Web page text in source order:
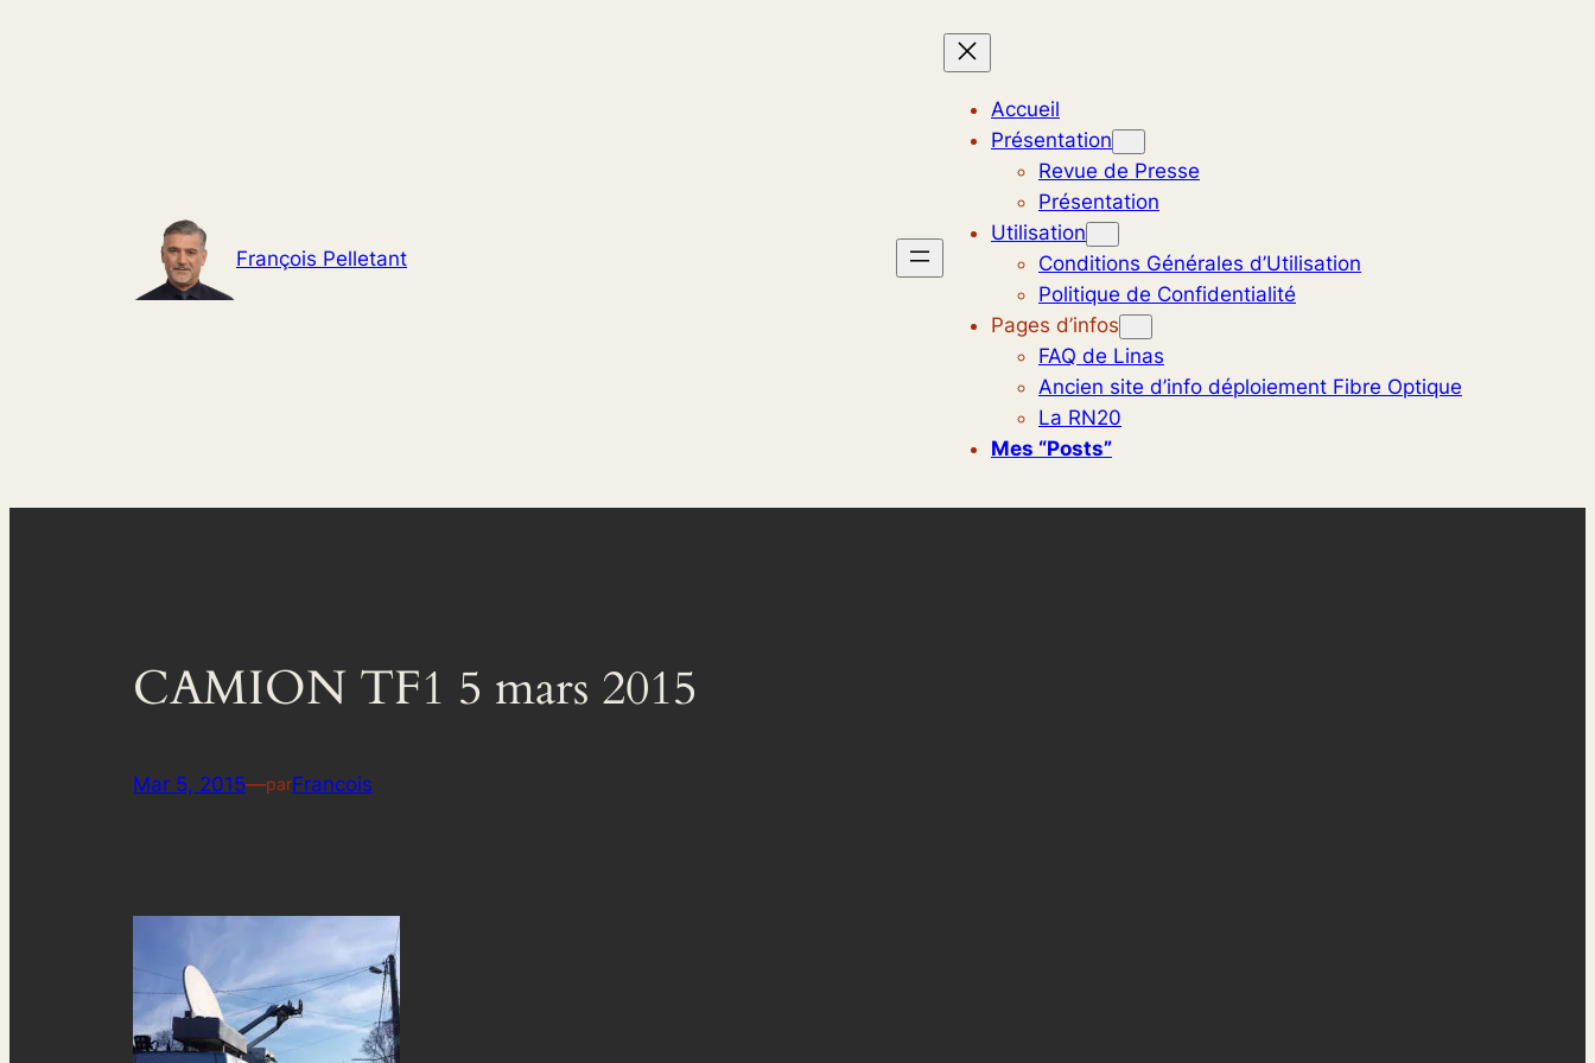
François Pelletant
Accueil
Présentation
Revue de Presse
Présentation
Utilisation
Conditions Générales d’Utilisation
Politique de Confidentialité
Pages d’infos
FAQ de Linas
Ancien site d’info déploiement Fibre Optique
La RN20
Mes “posts”
CAMION TF1 5 mars 2015
Mar 5, 2015—parFrancois